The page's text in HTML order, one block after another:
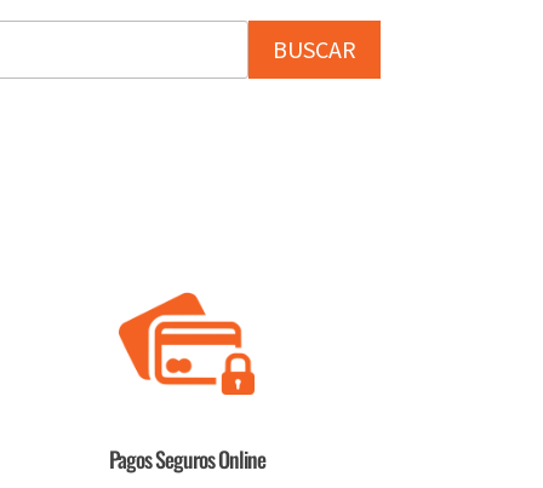
BUSCAR
Pagos Seguros Online